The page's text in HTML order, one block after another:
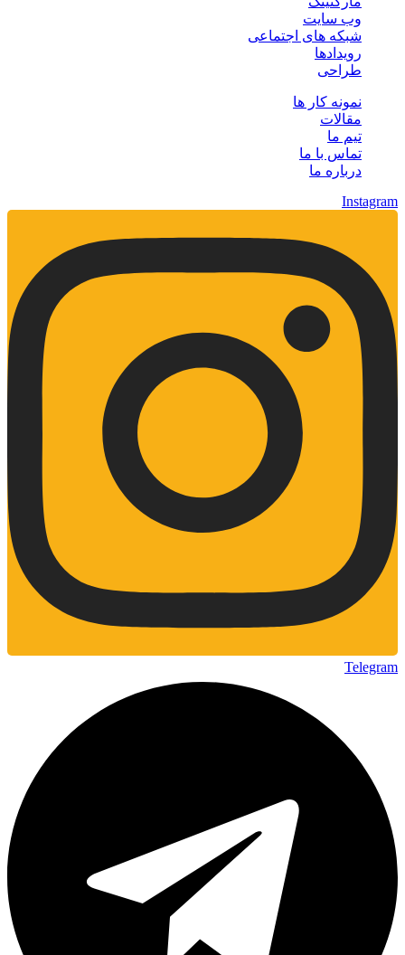
وب سایت
شبکه های اجتماعی
رویدادها
طراحی
نمونه کار ها
مقالات
تیم ما
تماس با ما
درباره ما
Instagram
Telegram